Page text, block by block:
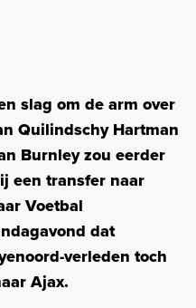
slag om de arm over
Quilindschy Hartman
Burnley zou eerder
een transfer naar
Voetbal
dat
verleden toch
Ajax.